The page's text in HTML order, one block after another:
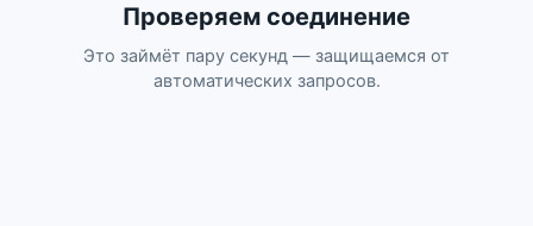
Проверяем соединение
Это займёт пару секунд — защищаемся от
автоматических запросов.